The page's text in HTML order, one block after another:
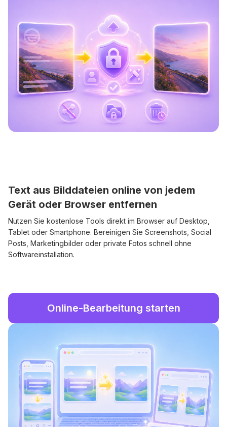
Text aus Bilddateien online von jedem
Gerät oder Browser entfernen
Nutzen Sie kostenlose Tools direkt im Browser auf Desktop,
Tablet oder Smartphone. Bereinigen Sie Screenshots, Social
Posts, Marketingbilder oder private Fotos schnell ohne
Softwareinstallation.
Online-Bearbeitung starten